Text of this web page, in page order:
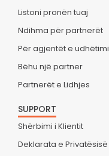
Listoni pronën tuaj
Ndihma për partnerët
Për agjentët e
Bëhu një partner
Partnerët e Lidhjes
SUPPORT
Shërbimi i Klientit
Deklarata e Privatësisë